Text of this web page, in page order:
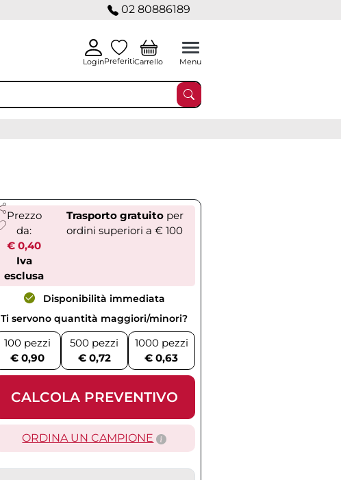
02 80886189
LoginPreferitiCarrello Menu
Prezzo
da:
€ 0,40
Iva
esclusa
Trasporto gratuitoper
ordini superiori a € 100
Disponibilità immediata
Ti servono quantità maggiori/minori?
100 pezzi
€ 0,90
500 pezzi
€ 0,72
1000 pezzi
€ 0,63
CALCOLA PREVENTIVO
ORDINA UN CAMPIONE